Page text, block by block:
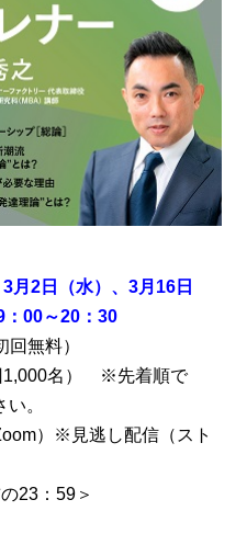
月2日（水）、3月16日
00～20：30
回無料）
1,000名） ※先着順で
。
）※見逃し配信（スト
23：59＞